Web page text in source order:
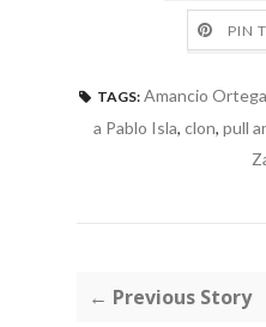
PIN
TAGS: Amancio Ortega
a Pablo Isla, clon, pull
← Previous Story